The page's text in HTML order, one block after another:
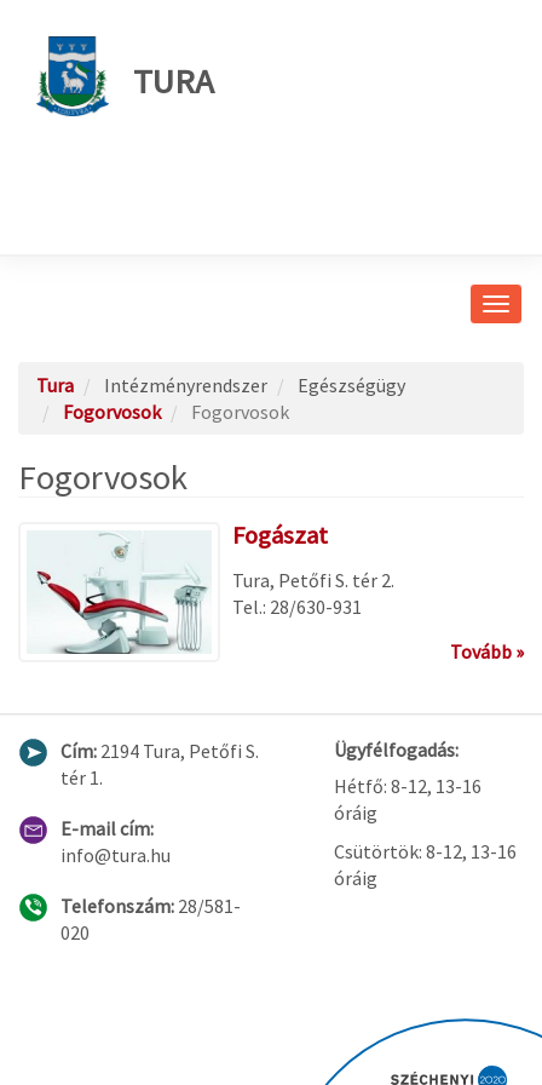
TURA
Tura Intézményrendszer
Egészségügy
Fogorvosok
Fogorvosok
Fogorvosok
Fogászat
Tura, Petőfi S. tér 2.
Tel.: 28/630-931
Tovább »
Cím: 2194 Tura, Petőfi S.
tér 1.
E-mail cím:
info@tura.hu
Telefonszám: 28/581-
020
Ügyfélfogadás:
Hétfő: 8-12, 13-16
óráig
Csütörtök: 8-12, 13-16
óráig